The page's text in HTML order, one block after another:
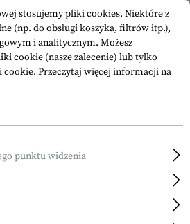
stosujemy pliki cookies. Niektóre z
(np. do obsługi koszyka, filtrów itp.),
i analitycznym. Możesz
cookie (nasze zalecenie) lub tylko
cookie. Przeczytaj więcej informacji na
punktu widzenia